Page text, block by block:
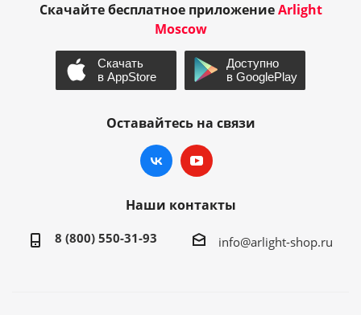
Скачайте бесплатное приложениеArlight
Moscow
Оставайтесь на связи
Наши контакты
8 (800) 550-31-93 info@arlight-shop.ru